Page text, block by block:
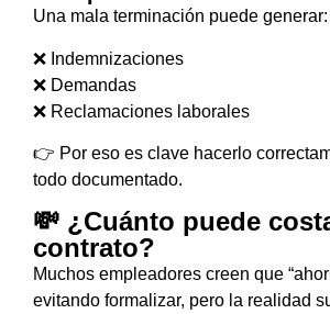
Una mala terminación puede generar:
❌ Indemnizaciones
❌ Demandas
❌ Reclamaciones laborales
👉 Por eso es clave hacerlo
todo documentado.
💸 ¿Cuánto puede
contrato?
Muchos empleadores creen que
evitando formalizar, pero la realidad